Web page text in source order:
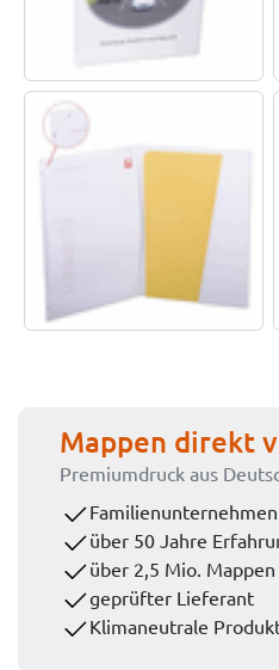
Mappen direkt
Premiumdruck aus
über 50 Jahre
über 2,5 Mio.
geprüfter Lieferant
Klimaneutrale